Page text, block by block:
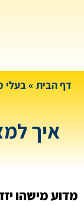
דף הבית »בעלי
איך
מדוע מישהו